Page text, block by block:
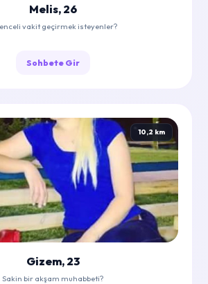
Melis, 26
vakit geçirmek isteyenler?
Sohbete Gir
10,2 km
Gizem, 23
Sakin bir akşam muhabbeti?